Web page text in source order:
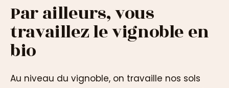
Par ailleurs, vous
travaillez le vignoble en
bio
Au niveau du vignoble, on travaille nos sols